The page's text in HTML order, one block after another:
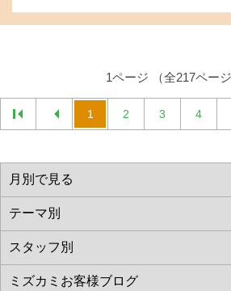
1ページ （全217ページ
1 2 3 4